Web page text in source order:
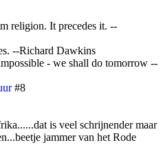
religion. It precedes it. --
--Richard Dawkins
- we shall do tomorrow --
#8
is veel schrijnender maar
jammer van het Rode